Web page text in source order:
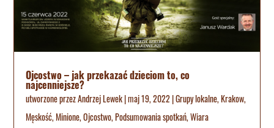
Ojcostwo – jak przekazać dzieciom to, co
najcenniejsze?
utworzone przezAndrzej Lewek|maj 19, 2022|Grupy lokalne,Krakow,
Męskość,Minione,Ojcostwo,Podsumowania spotkań,Wiara